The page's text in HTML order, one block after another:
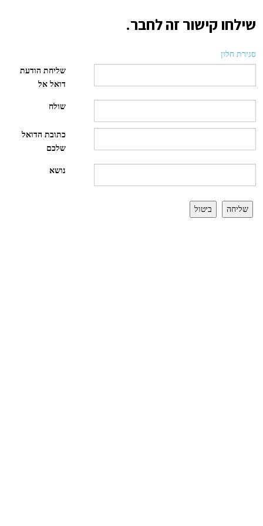
שילחו קישור זה לחבר.
סגירת חלון
שליחת הודעת
דואל אל
שולח
כתובת הדואל
שלכם
נושא
שליחה ביטול